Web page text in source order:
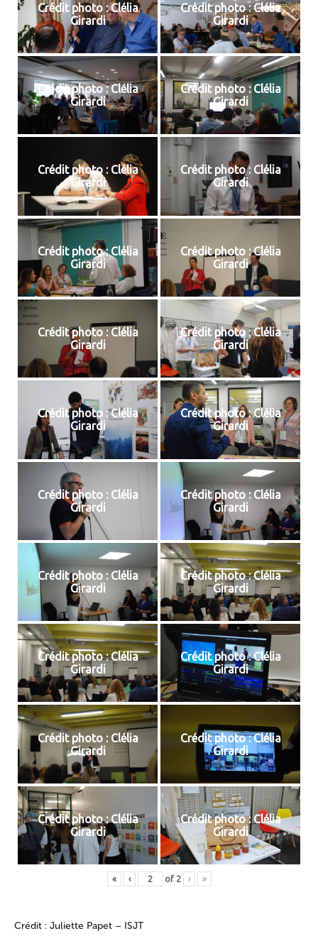
Crédit photo : Clélia
Girardi
Crédit photo : Clélia
Girardi
Crédit photo : Clélia
Girardi
Crédit photo : Clélia
Girardi
Crédit photo : Clélia
Girardi
Crédit photo : Clélia
Girardi
Crédit photo : Clélia
Girardi
Crédit photo : Clélia
Girardi
Crédit photo : Clélia
Girardi
Crédit photo : Clélia
Girardi
Crédit photo : Clélia
Girardi
Crédit photo : Clélia
Girardi
Crédit photo : Clélia
Girardi
Crédit photo : Clélia
Girardi
Crédit photo : Clélia
Girardi
Crédit photo : Clélia
Girardi
Crédit photo : Clélia
Girardi
Crédit photo : Clélia
Girardi
Crédit photo : Clélia
Girardi
Crédit photo : Clélia
Girardi
Crédit photo : Clélia
Girardi
Crédit photo : Clélia
Girardi
« ‹ of 2 › »
Crédit : Juliette Papet – ISJT